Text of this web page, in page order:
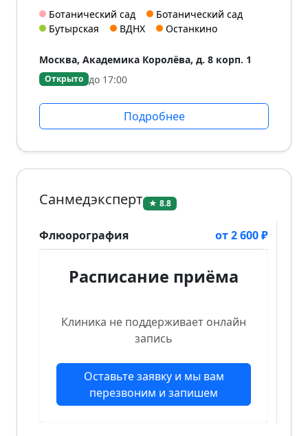
Ботанический сад
Ботанический сад
Бутырская
ВДНХ Останкино
Москва, Академика Королёва, д. 8 корп. 1
Открыто до 17:00
Подробнее
Санмедэксперт ★ 8.8
Флюорография от 2 600 ₽
Расписание приёма
Клиника не поддерживает онлайн
запись
Оставьте заявку и мы вам
перезвоним и запишем